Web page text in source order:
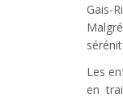
Gais-
Les
en